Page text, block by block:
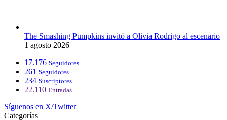
The Smashing Pumpkins invitó a Olivia Rodrigo al escenario
1 agosto 2026
17.176 Seguidores
261 Seguidores
234 Suscriptores
22.110 Entradas
Síguenos en X/Twitter
Categorías